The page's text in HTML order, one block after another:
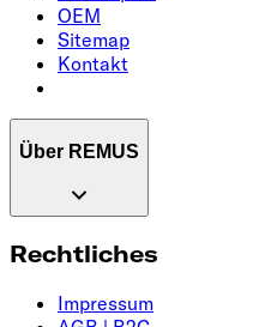
OEM
Sitemap
Kontakt
Über REMUS
Rechtliches
Impressum